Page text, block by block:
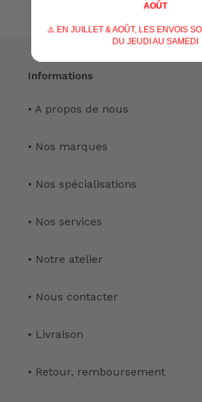
Informations
• A propos de nous
• Nos marques
• Nos spécialisations
• Nos services
• Notre atelier
• Nous contacter
• Livraison
• Retour, remboursement
AOÛT
⚠️ EN JUILLET & AOÛT, LES ENVOIS
DU JEUDI AU SAMEDI